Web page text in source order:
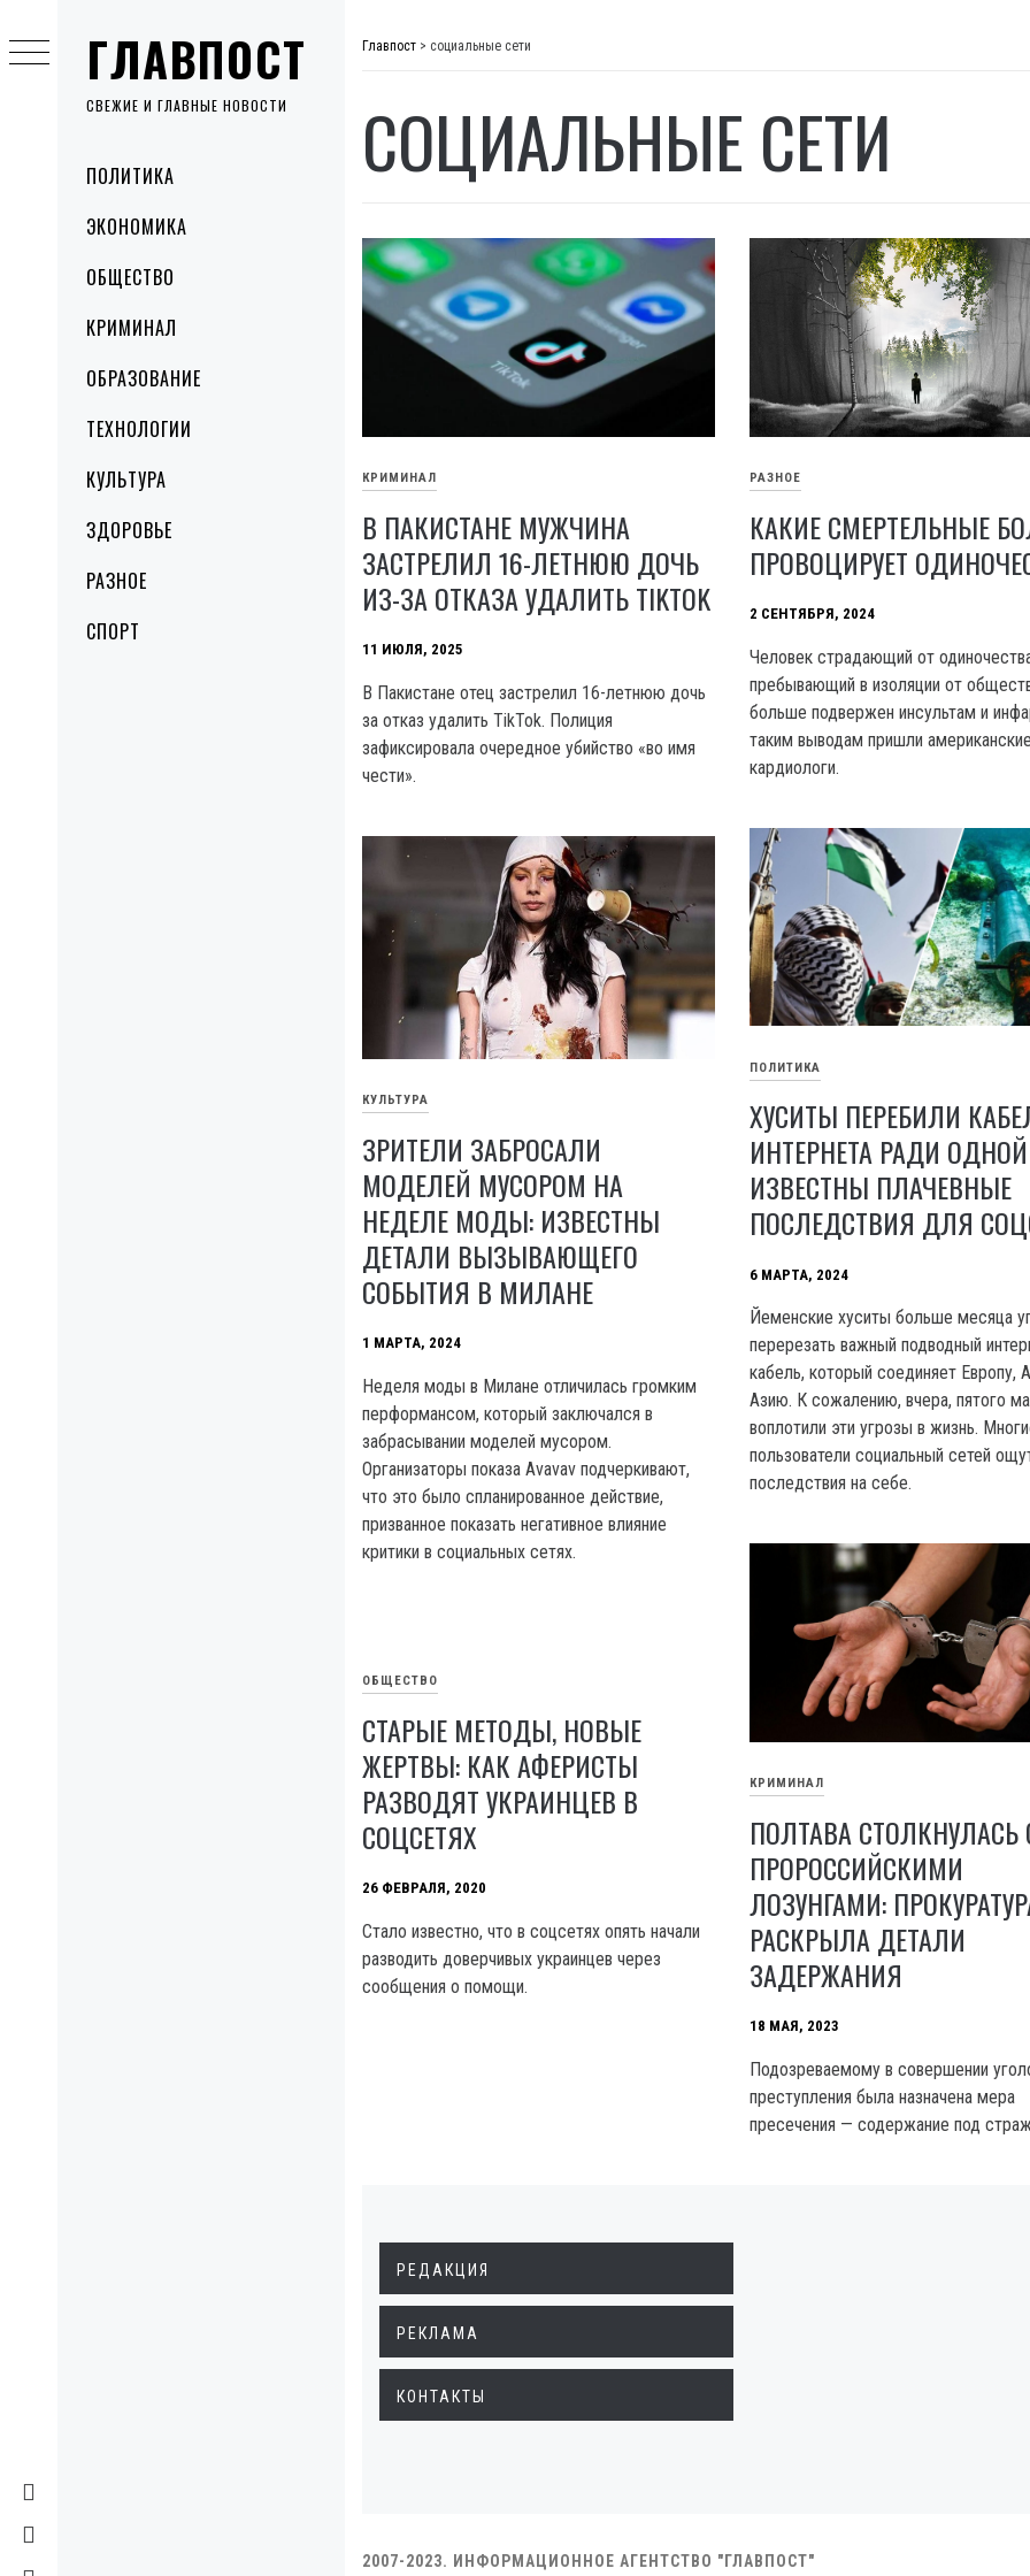
ГЛАВПОСТ
СВЕЖИЕ И ГЛАВНЫЕ НОВОСТИ
MenuПОЛИТИКА
ЭКОНОМИКА
ОБЩЕСТВО
КРИМИНАЛ
ОБРАЗОВАНИЕ
ТЕХНОЛОГИИ
КУЛЬТУРА
ЗДОРОВЬЕ
РАЗНОЕ
СПОРТ
to
content
Главпост > социальные сети
СОЦИАЛЬНЫЕ СЕТИ
КРИМИНАЛ
В ПАКИСТАНЕ МУЖЧИНА
ЗАСТРЕЛИЛ 16-ЛЕТНЮЮ ДОЧЬ
ИЗ-ЗА ОТКАЗА УДАЛИТЬ TIKTOK
11 ИЮЛЯ, 2025
В Пакистане отец застрелил 16-летнюю дочь
за отказ удалить TikTok. Полиция
зафиксировала очередное убийство «во имя
чести».
РАЗНОЕ
КАКИЕ СМЕРТЕЛЬНЫЕ
ПРОВОЦИРУЕТ
2 СЕНТЯБРЯ, 2024
Человек страдающий от
пребывающий в изоляции от
больше подвержен инсультам и
таким выводам пришли
кардиологи.
ПОЛИТИКА
ХУСИТЫ ПЕРЕБИЛИ
ИНТЕРНЕТА РАДИ
ИЗВЕСТНЫ ПЛАЧЕВНЫЕ
ПОСЛЕДСТВИЯ ДЛЯ
6 МАРТА, 2024
Йеменские хуситы больше месяца
перерезать важный подводный
кабель, который соединяет Европу,
Азию. К сожалению, вчера, пятого
воплотили эти угрозы в жизнь.
пользователи социальный сетей
последствия на себе.
КУЛЬТУРА
ЗРИТЕЛИ ЗАБРОСАЛИ
МОДЕЛЕЙ МУСОРОМ НА
НЕДЕЛЕ МОДЫ: ИЗВЕСТНЫ
ДЕТАЛИ ВЫЗЫВАЮЩЕГО
СОБЫТИЯ В МИЛАНЕ
1 МАРТА, 2024
Неделя моды в Милане отличилась громким
перформансом, который заключался в
забрасывании моделей мусором.
Организаторы показа Avavav подчеркивают,
что это было спланированное действие,
призванное показать негативное влияние
критики в социальных сетях.
КРИМИНАЛ
ПОЛТАВА СТОЛКНУЛАСЬ
ПРОРОССИЙСКИМИ
ЛОЗУНГАМИ:
РАСКРЫЛА ДЕТАЛИ
ЗАДЕРЖАНИЯ
18 МАЯ, 2023
Подозреваемому в совершении
преступления была назначена мера
пресечения — содержание под
ОБЩЕСТВО
СТАРЫЕ МЕТОДЫ, НОВЫЕ
ЖЕРТВЫ: КАК АФЕРИСТЫ
РАЗВОДЯТ УКРАИНЦЕВ В
СОЦСЕТЯХ
26 ФЕВРАЛЯ, 2020
Стало известно, что в соцсетях опять начали
разводить доверчивых украинцев через
сообщения о помощи.
РЕДАКЦИЯ
РЕКЛАМА
КОНТАКТЫ
2007-2023. ИНФОРМАЦИОННОЕ АГЕНТСТВО "ГЛАВПОСТ"